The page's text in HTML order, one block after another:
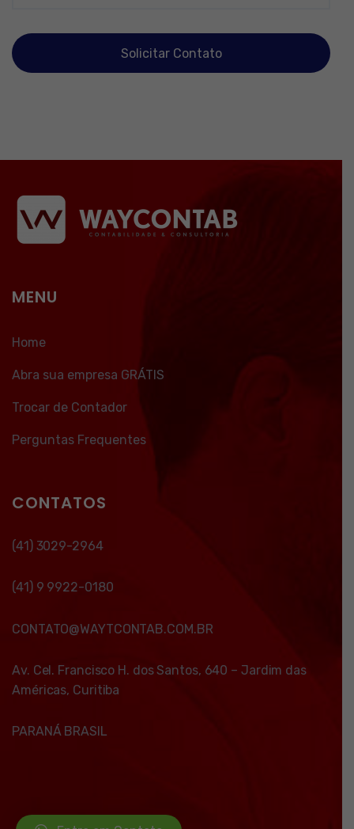
MENU
Home
Abra sua empresa GRÁTIS
Trocar de Contador
Perguntas Frequentes
CONTATOS
(41) 3029-2964
(41) 9 9922-0180
CONTATO@WAYTCONTAB.COM.BR
Av. Cel. Francisco H. dos Santos, 640 – Jardim das
Américas, Curitiba
PARANÁ BRASIL